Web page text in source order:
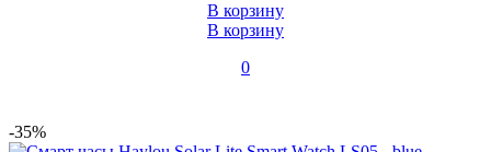
В корзину
В корзину
0
-35%